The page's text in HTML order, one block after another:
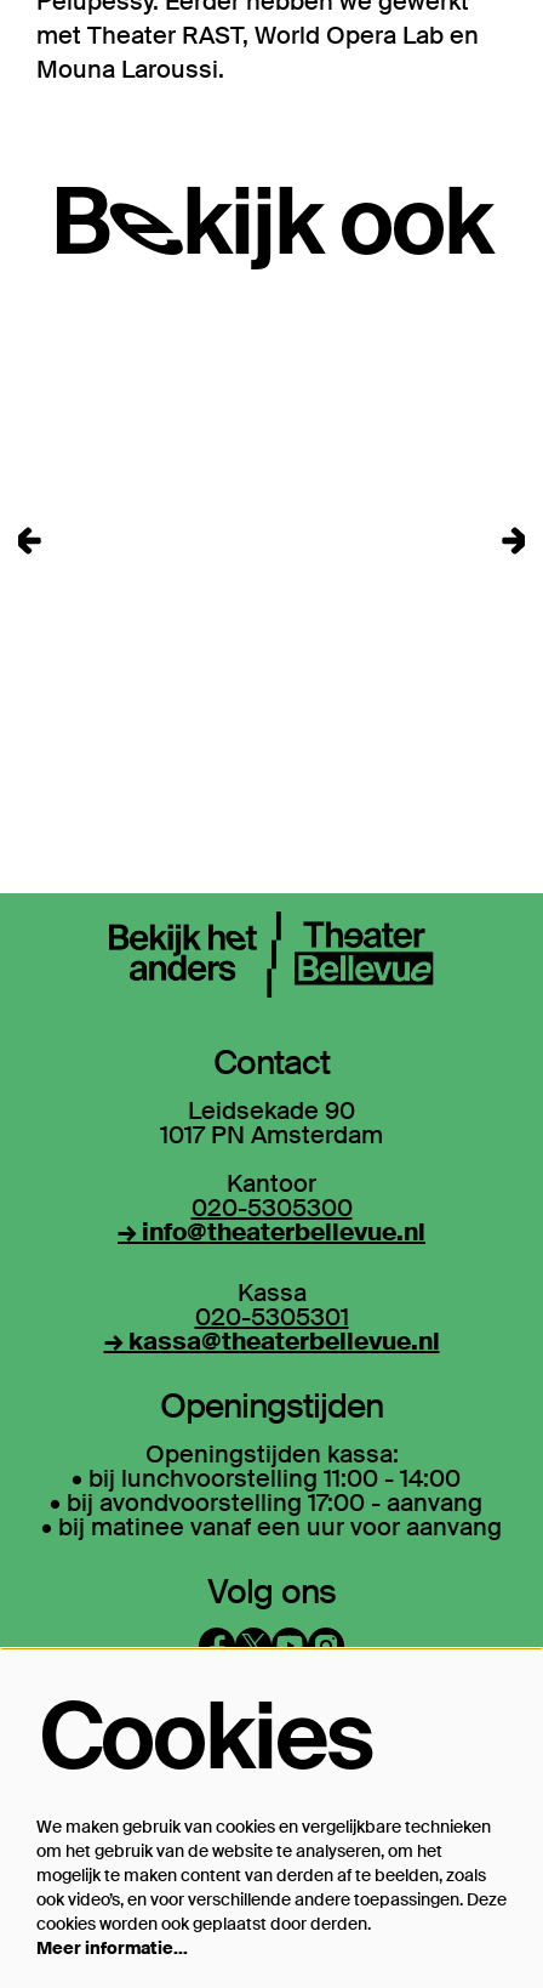
met Theater RAST, World Opera Lab en
Mouna Laroussi.
Bekijk ook
Contact
Leidsekade 90
1017 PN Amsterdam
Kantoor
020-5305300
→ info@theaterbellevue.nl
Kassa
020-5305301
→ kassa@theaterbellevue.nl
Openingstijden
Openingstijden kassa:
• bij lunchvoorstelling 11:00 - 14:00
• bij avondvoorstelling 17:00 - aanvang
• bij matinee vanaf een uur voor aanvang
Volg ons
Op de hoogte blijven?
Inschrijven
Cookies
We maken gebruik van cookies en vergelijkbare technieken
om het gebruik van de website te analyseren, om het
mogelijk te maken content van derden af te beelden, zoals
ook video’s, en voor verschillende andere toepassingen. Deze
cookies worden ook geplaatst door derden.
Meer informatie…